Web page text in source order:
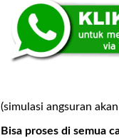
(simulasi angsuran
Bisa proses di semua